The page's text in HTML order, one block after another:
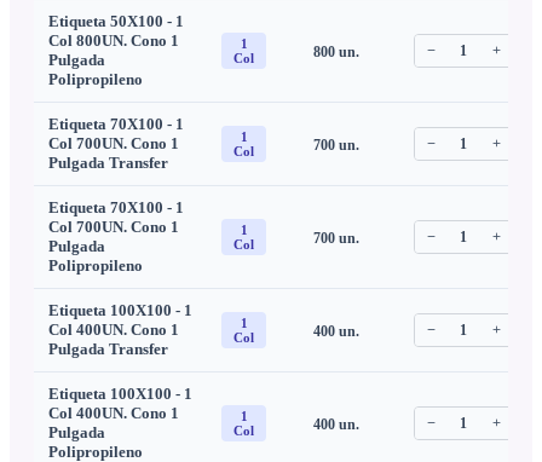
Etiqueta 50X100 - 1
Col 800UN. Cono 1
Pulgada
Polipropileno
1
Col
800 un. − 1 +
Etiqueta 70X100 - 1
Col 700UN. Cono 1
Pulgada Transfer
1
Col
700 un. − 1 +
Etiqueta 70X100 - 1
Col 700UN. Cono 1
Pulgada
Polipropileno
1
Col
700 un. − 1 +
Etiqueta 100X100 - 1
Col 400UN. Cono 1
Pulgada Transfer
1
Col
400 un. − 1 +
Etiqueta 100X100 - 1
Col 400UN. Cono 1
Pulgada
Polipropileno
1
Col
400 un. − 1 +